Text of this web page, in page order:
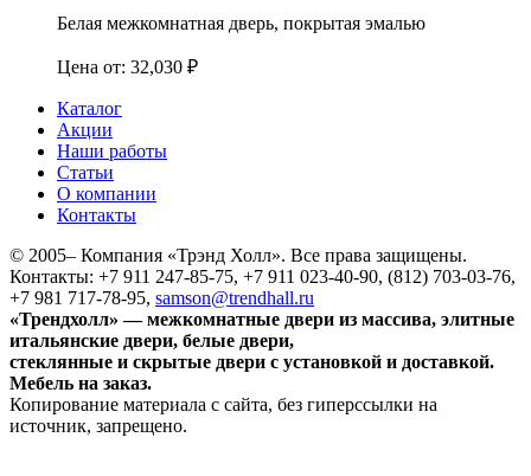
Белая межкомнатная дверь, покрытая эмалью
Цена от: 32,030 ₽
Каталог
Акции
Наши работы
Статьи
О компании
Контакты
© 2005– Компания «Трэнд Холл». Все права защищены.
Контакты: +7 911 247-85-75, +7 911 023-40-90, (812) 703-03-76,
+7 981 717-78-95, samson@trendhall.ru
«Трендхолл» — межкомнатные двери из массива, элитные
итальянские двери, белые двери,
стеклянные и скрытые двери с установкой и доставкой.
Мебель на заказ.
Копирование материала с сайта, без гиперссылки на
источник, запрещено.